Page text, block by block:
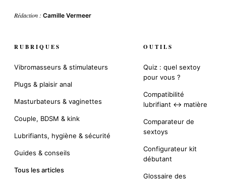
Rédaction : Camille Vermeer
RUBRIQUES
Vibromasseurs & stimulateurs
Plugs & plaisir anal
Masturbateurs & vaginettes
Couple, BDSM & kink
Lubrifiants, hygiène & sécurité
Guides & conseils
Tous les articles
OUTILS
Quiz : quel sextoy
pour vous ?
Compatibilité
lubrifiant ↔ matière
Comparateur de
sextoys
Configurateur kit
débutant
Glossaire des